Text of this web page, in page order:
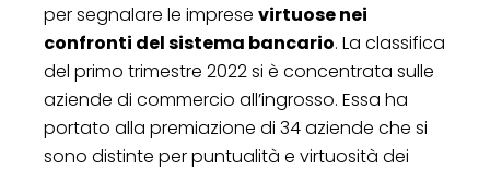
per segnalare le imprese virtuose nei
confronti del sistema bancario. La classifica
del primo trimestre 2022 si è concentrata sulle
aziende di commercio all’ingrosso. Essa ha
portato alla premiazione di 34 aziende che si
sono distinte per puntualità e virtuosità dei